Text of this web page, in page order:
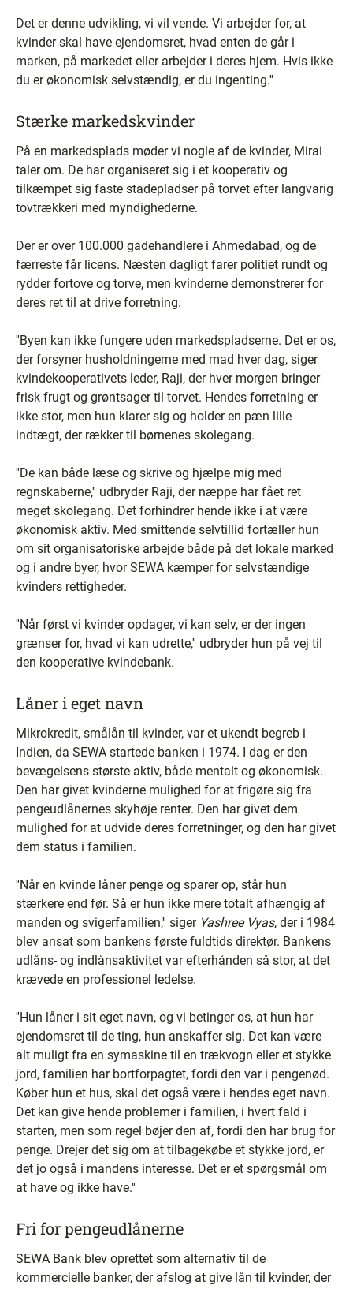
Det er denne udvikling, vi vil vende. Vi arbejder for, at
kvinder skal have ejendomsret, hvad enten de går i
marken, på markedet eller arbejder i deres hjem. Hvis ikke
du er økonomisk selvstændig, er du ingenting.''
Stærke markedskvinder
På en markedsplads møder vi nogle af de kvinder, Mirai
taler om. De har organiseret sig i et kooperativ og
tilkæmpet sig faste stadepladser på torvet efter langvarig
tovtrækkeri med myndighederne.
Der er over 100.000 gadehandlere i Ahmedabad, og de
færreste får licens. Næsten dagligt farer politiet rundt og
rydder fortove og torve, men kvinderne demonstrerer for
deres ret til at drive forretning.
''Byen kan ikke fungere uden markedspladserne. Det er os,
der forsyner husholdningerne med mad hver dag, siger
kvindekooperativets leder, Raji, der hver morgen bringer
frisk frugt og grøntsager til torvet. Hendes forretning er
ikke stor, men hun klarer sig og holder en pæn lille
indtægt, der rækker til børnenes skolegang.
''De kan både læse og skrive og hjælpe mig med
regnskaberne,'' udbryder Raji, der næppe har fået ret
meget skolegang. Det forhindrer hende ikke i at være
økonomisk aktiv. Med smittende selvtillid fortæller hun
om sit organisatoriske arbejde både på det lokale marked
og i andre byer, hvor SEWA kæmper for selvstændige
kvinders rettigheder.
''Når først vi kvinder opdager, vi kan selv, er der ingen
grænser for, hvad vi kan udrette,'' udbryder hun på vej til
den kooperative kvindebank.
Låner i eget navn
Mikrokredit, smålån til kvinder, var et ukendt begreb i
Indien, da SEWA startede banken i 1974. I dag er den
bevægelsens største aktiv, både mentalt og økonomisk.
Den har givet kvinderne mulighed for at frigøre sig fra
pengeudlånernes skyhøje renter. Den har givet dem
mulighed for at udvide deres forretninger, og den har givet
dem status i familien.
''Når en kvinde låner penge og sparer op, står hun
stærkere end før. Så er hun ikke mere totalt afhængig af
manden og svigerfamilien,'' siger Yashree Vyas, der i 1984
blev ansat som bankens første fuldtids direktør. Bankens
udlåns- og indlånsaktivitet var efterhånden så stor, at det
krævede en professionel ledelse.
''Hun låner i sit eget navn, og vi betinger os, at hun har
ejendomsret til de ting, hun anskaffer sig. Det kan være
alt muligt fra en symaskine til en trækvogn eller et stykke
jord, familien har bortforpagtet, fordi den var i pengenød.
Køber hun et hus, skal det også være i hendes eget navn.
Det kan give hende problemer i familien, i hvert fald i
starten, men som regel bøjer den af, fordi den har brug for
penge. Drejer det sig om at tilbagekøbe et stykke jord, er
det jo også i mandens interesse. Det er et spørgsmål om
at have og ikke have.''
Fri for pengeudlånerne
SEWA Bank blev oprettet som alternativ til de
kommercielle banker, der afslog at give lån til kvinder, der